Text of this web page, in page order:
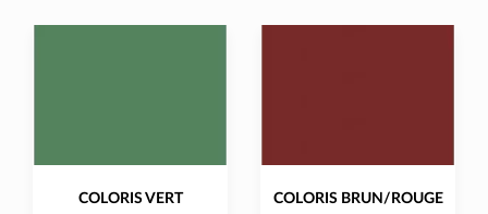
COLORIS VERT
COLORIS BRUN/ROUGE